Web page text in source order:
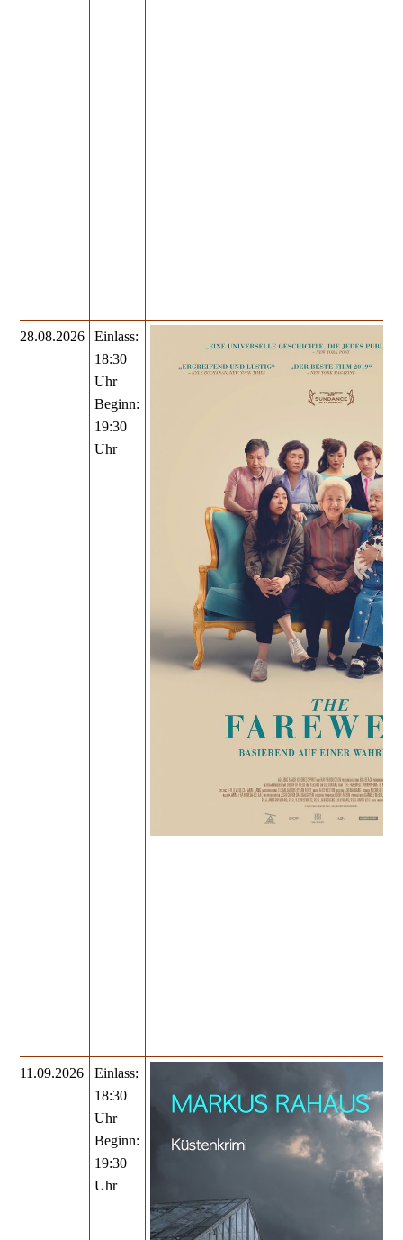
28.08.2026
Einlass:
18:30
Uhr
Beginn:
19:30
Uhr
11.09.2026
Einlass:
18:30
Uhr
Beginn:
19:30
Uhr